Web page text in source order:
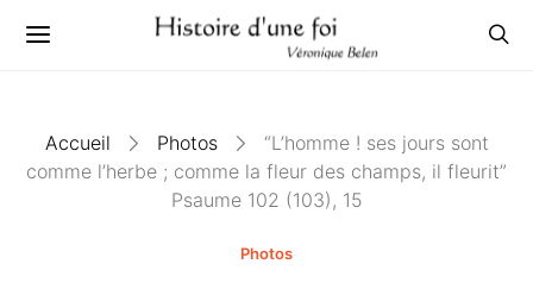
Accueil Photos
“L’homme ! ses jours sont
comme l’herbe ; comme la fleur des champs, il fleurit”
Psaume 102 (103), 15
Photos